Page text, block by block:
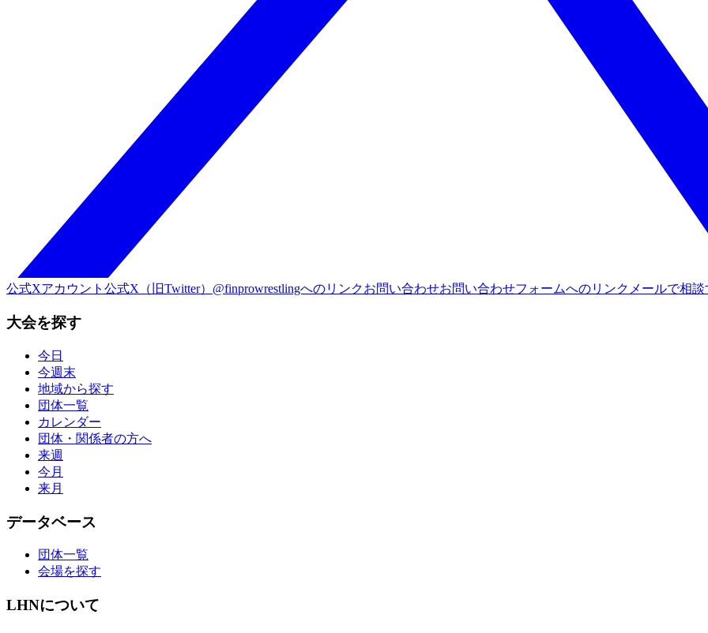
公式Xアカウント 公式X（旧Twitter）@finprowrestlingへのリンクお問い合わせお問い合わせフォームへのリンク メールで相談
大会を探す
今日
今週末
地域から探す
団体一覧
カレンダー
団体・関係者の方へ
来週
今月
来月
データベース
団体一覧
会場を探す
LHNについて